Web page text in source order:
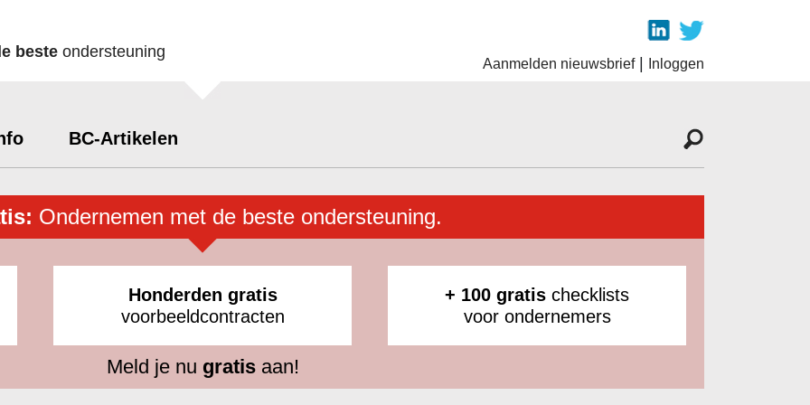
beste ondersteuning
Aanmelden nieuwsbrief| Inloggen
BC-Artikelen
Ondernemen met de beste ondersteuning.
Honderden gratis
voorbeeldcontracten
+ 100 gratis checklists
voor ondernemers
Meld je nu gratisaan!